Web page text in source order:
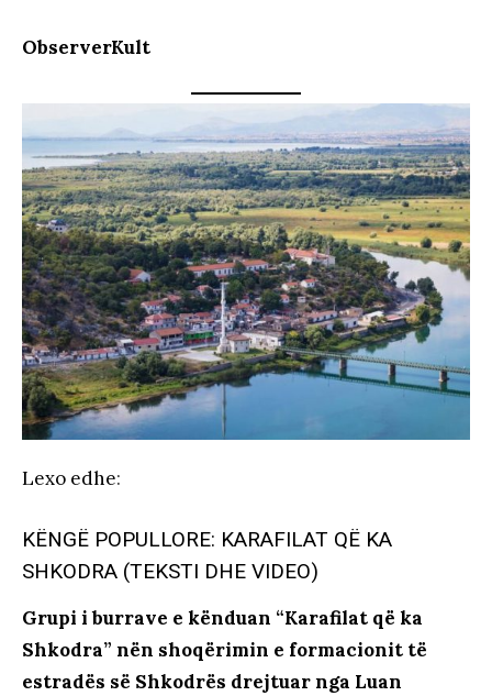
ObserverKult
Lexo edhe:
KËNGË POPULLORE: KARAFILAT QË KA
SHKODRA (TEKSTI DHE VIDEO)
Grupi i burrave e kënduan “Karafilat që ka
Shkodra” nën shoqërimin e formacionit të
estradës së Shkodrës drejtuar nga Luan